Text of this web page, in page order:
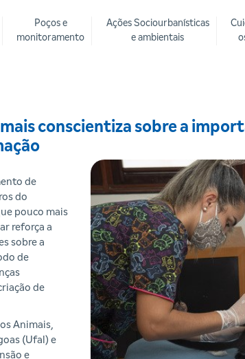
Poços e
monitoramento
Ações Sociourbanísticas
e ambientais
conscientiza sobre a
de
do
pouco mais
reforça a
sobre a
de
de
Animais,
(Ufal) e
e